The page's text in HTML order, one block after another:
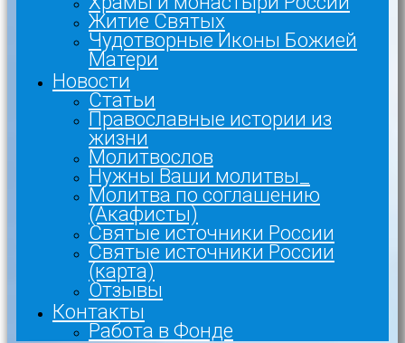
Житие Святых
Чудотворные Иконы Божией
Матери
Новости
Статьи
Православные истории из
жизни
Молитвослов
Нужны Ваши молитвы_
Молитва по соглашению
(Акафисты)
Святые источники России
Святые источники России
(карта)
Отзывы
Контакты
Работа в Фонде